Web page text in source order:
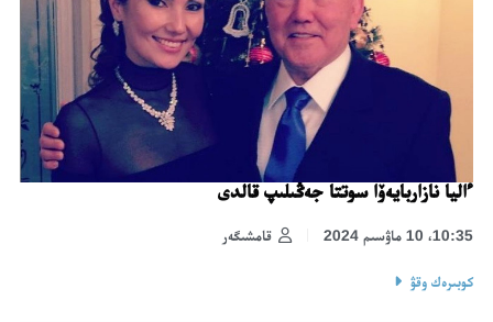
ءاليا نازاربايەۆا سوتتا جەڭىلىپ قالدى
قامشىگەر 10:35، 10 ماۋسىم 2024
كوبىرەك وقۋ